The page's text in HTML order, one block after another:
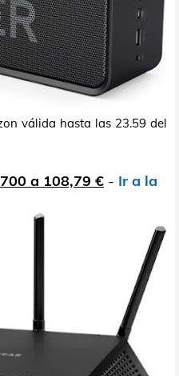
válida hasta las 23.59 del
a 108,79 € - Ir a la